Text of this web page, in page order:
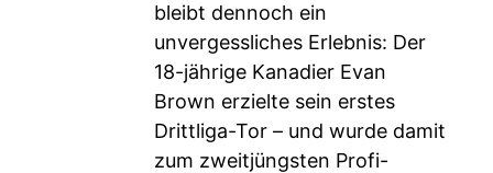
bleibt dennoch ein
unvergessliches Erlebnis: Der
18-jährige Kanadier Evan
Brown erzielte sein erstes
Drittliga-Tor – und wurde damit
zum zweitjüngsten Profi-